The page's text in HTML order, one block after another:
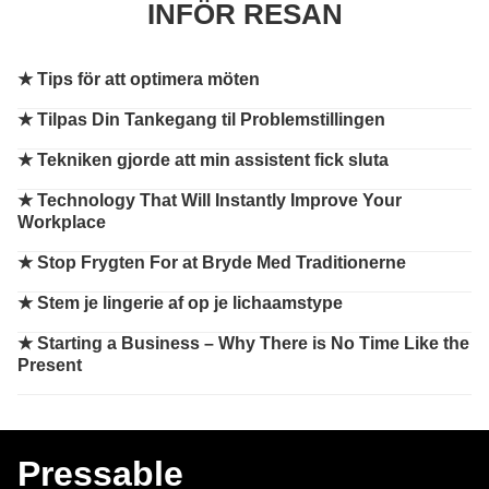
INFÖR RESAN
★Tips för att optimera möten
★Tilpas Din Tankegang til Problemstillingen
★Tekniken gjorde att min assistent fick sluta
★Technology That Will Instantly Improve Your
Workplace
★Stop Frygten For at Bryde Med Traditionerne
★Stem je lingerie af op je lichaamstype
★Starting a Business – Why There is No Time Like the
Present
Pressable